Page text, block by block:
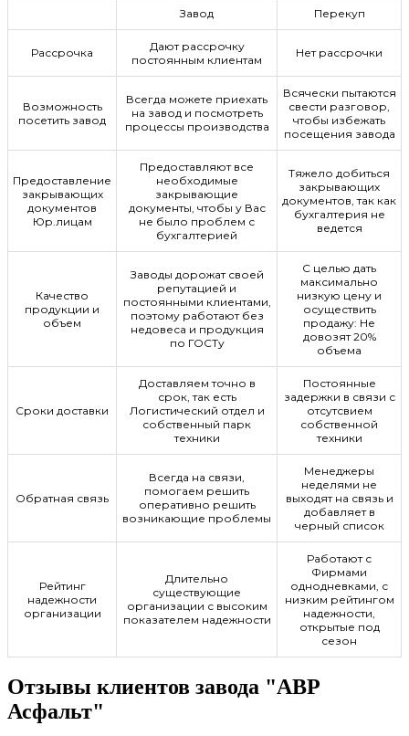
Завод Перекуп
Рассрочка
Дают рассрочку
постоянным клиентам
Нет рассрочки
Возможность
посетить завод
Всегда можете приехать
на завод и посмотреть
процессы производства
Всячески пытаются
свести разговор,
чтобы избежать
посещения завода
Предоставление
закрывающих
документов
Юр.лицам
Предоставляют все
необходимые
закрывающие
документы, чтобы у Вас
не было проблем с
бухгалтерией
Тяжело добиться
закрывающих
документов, так как
бухгалтерия не
ведется
Качество
продукции и
объем
Заводы дорожат своей
репутацией и
постоянными клиентами,
поэтому работают без
недовеса и продукция
по ГОСТу
С целью дать
максимально
низкую цену и
осуществить
продажу: Не
довозят 20%
объема
Сроки доставки
Доставляем точно в
срок, так есть
Логистический отдел и
собственный парк
техники
Постоянные
задержки в связи с
отсутсвием
собственной
техники
Обратная связь
Всегда на связи,
помогаем решить
оперативно решить
возникающие проблемы
Менеджеры
неделями не
выходят на связь и
добавляет в
черный список
Рейтинг
надежности
организации
Длительно
существующие
организации с высоким
показателем надежности
Работают с
Фирмами
однодневками, с
низким рейтингом
надежности,
открытые под
сезон
Отзывы клиентов завода "АВР
Асфальт"